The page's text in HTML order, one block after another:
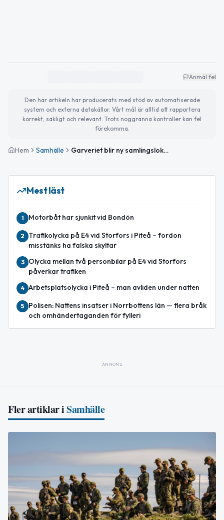
Anmäl fel
Den här artikeln har producerats med stöd av automatiserade
system och externa datakällor. Vårt mål är alltid att rapportera
korrekt, sakligt och relevant. Trots noggranna kontroller kan fel
förekomma.
Hem Samhälle Garveriet blir ny samlingslokal i Sjulnäs
Mest läst
1 Motorbåt har sjunkit vid Bondön
2
Trafikolycka på E4 vid Storfors i Piteå – fordon
misstänks ha falska skyltar
3
Olycka mellan två personbilar på E4 vid Storfors
påverkar trafiken
4 Arbetsplatsolycka i Piteå – man avliden under natten
5
Polisen: Nattens insatser i Norrbottens län — flera bråk
och omhändertaganden för fylleri
ANNONS
Fler artiklar iSamhälle